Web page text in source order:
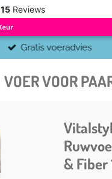
15 Reviews
VOER VOOR
Gratis voeradvies
& Fiber